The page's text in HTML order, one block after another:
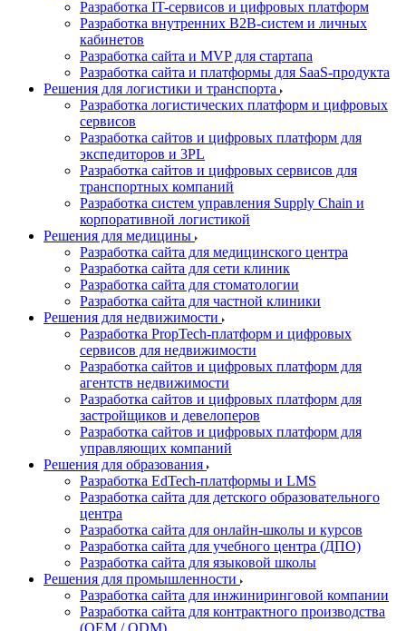
Разработка IT-сервисов и цифровых платформ
Разработка внутренних B2B-систем и личных
кабинетов
Разработка сайта и MVP для стартапа
Разработка сайта и платформы для SaaS-продукта
Решения для логистики и транспорта
Разработка логистических платформ и цифровых
сервисов
Разработка сайтов и цифровых платформ для
экспедиторов и 3PL
Разработка сайтов и цифровых сервисов для
транспортных компаний
Разработка систем управления Supply Chain и
корпоративной логистикой
Решения для медицины
Разработка сайта для медицинского центра
Разработка сайта для сети клиник
Разработка сайта для стоматологии
Разработка сайта для частной клиники
Решения для недвижимости
Разработка PropTech-платформ и цифровых
сервисов для недвижимости
Разработка сайтов и цифровых платформ для
агентств недвижимости
Разработка сайтов и цифровых платформ для
застройщиков и девелоперов
Разработка сайтов и цифровых платформ для
управляющих компаний
Решения для образования
Разработка EdTech-платформы и LMS
Разработка сайта для детского образовательного
центра
Разработка сайта для онлайн-школы и курсов
Разработка сайта для учебного центра (ДПО)
Разработка сайта для языковой школы
Решения для промышленности
Разработка сайта для инжиниринговой компании
Разработка сайта для контрактного производства
(OEM / ODM)